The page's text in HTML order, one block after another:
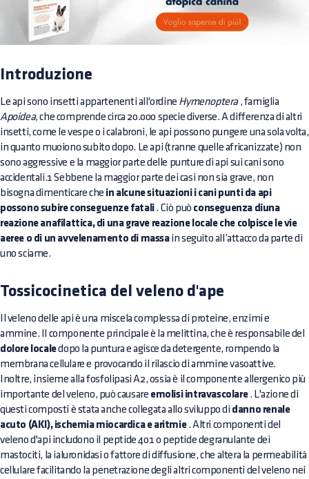
Introduzione
Le api sono insetti appartenenti all'ordine Hymenoptera, famiglia
Apoidea, che comprende circa 20.000 specie diverse. A differenza di altri
insetti, come le vespe o i calabroni, le api possono pungere una sola volta,
in quanto muoiono subito dopo. Le api (tranne quelle africanizzate) non
sono aggressive e la maggior parte delle punture di api sui cani sono
accidentali.1 Sebbene la maggior parte dei casi non sia grave, non
bisogna dimenticare che in alcune situazioni i cani punti da api
possono subire conseguenze fatali. Ciò può conseguenza diuna
reazione anafilattica, di una grave reazione locale che colpisce le vie
aeree o di un avvelenamento di massain seguito all’attacco da parte di
uno sciame.
Tossicocinetica del veleno d'ape
Il veleno delle api è una miscela complessa di proteine, enzimi e
ammine. Il componente principale è la melittina, che è responsabile del
dolore localedopo la puntura e agisce da detergente, rompendo la
membrana cellulare e provocando il rilascio di ammine vasoattive.
Inoltre, insieme alla fosfolipasi A2, ossia è il componente allergenico più
importante del veleno, può causare emolisi intravascolare. L'azione di
questi composti è stata anche collegata allo sviluppo di danno renale
acuto (AKI), ischemia miocardica e aritmie. Altri componenti del
veleno d'api includono il peptide 401 o peptide degranulante dei
mastociti, la ialuronidasi o fattore di diffusione, che altera la permeabilità
cellulare facilitando la penetrazione degli altri componenti del veleno nei